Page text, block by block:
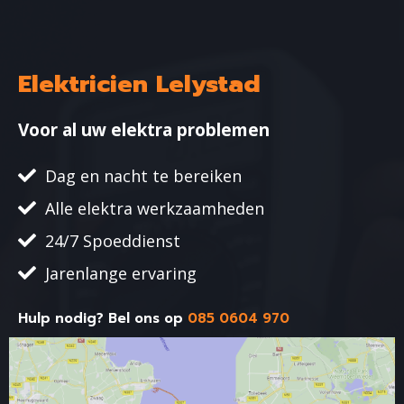
Elektricien Lelystad
Voor al uw elektra problemen
Dag en nacht te bereiken
Alle elektra werkzaamheden
24/7 Spoeddienst
Jarenlange ervaring
Hulp nodig? Bel ons op 085 0604 970